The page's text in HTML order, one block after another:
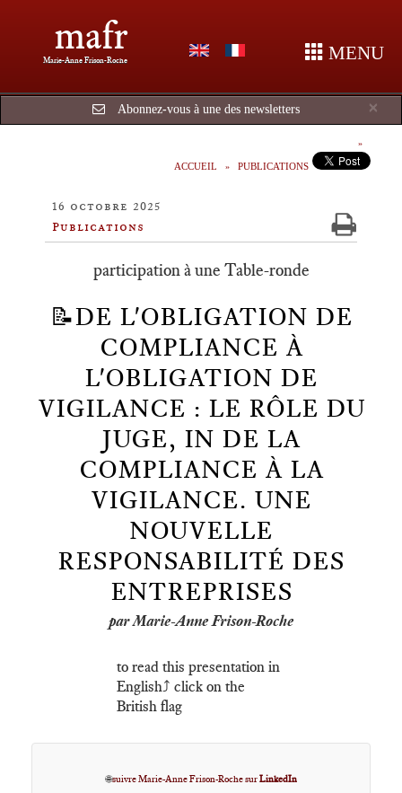
mafr
Marie-Anne Frison-Roche MENU
×
Abonnez-vous à une des newsletters
ACCUEIL PUBLICATIONS
16 octobre 2025
Publications
participation à une Table-ronde
📝DE L'OBLIGATION DE
COMPLIANCE À
L'OBLIGATION DE
VIGILANCE : LE RÔLE DU
JUGE, IN DE LA
COMPLIANCE À LA
VIGILANCE. UNE
NOUVELLE
RESPONSABILITÉ DES
ENTREPRISES
par Marie-Anne Frison-Roche
to read this presentation in
English⤴️ click on the
British flag
🌐suivre Marie-Anne Frison-Roche surLinkedIn